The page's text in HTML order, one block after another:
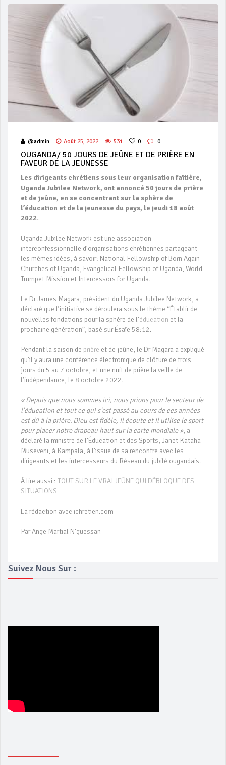
@admin Août 25, 2022 531 0 0
OUGANDA/ 50 JOURS DE JEÛNE ET DE PRIÈRE EN
FAVEUR DE LA JEUNESSE
Les dirigeants chrétiens sous leur organisation faîtière,
Uganda Jubilee Network, ont annoncé 50 jours de prière
et de jeûne, en se concentrant sur la sphère de
l’éducation et de la jeunesse du pays, le jeudi 18 août
2022.
Uganda Jubilee Network est une association
interconfessionnelle d’organisations chrétiennes partageant
les mêmes idées, à savoir: National Fellowship of Born Again
Churches of Uganda, Evangelical Fellowship of Uganda, World
Trumpet Mission et Intercessors for Uganda.
Le Dr James Magara, président du Uganda Jubilee Network, a
déclaré que l’initiative se déroulera sous le thème “Établir de
nouvelles fondations pour la sphère de l’éducation et la
prochaine génération”, basé sur Ésaïe 58:12.
Pendant la saison de prière et de jeûne, le Dr Magara a expliqué
qu’il y aura une conférence électronique de clôture de trois
jours du 5 au 7 octobre, et une nuit de prière la veille de
l’indépendance, le 8 octobre 2022.
« Depuis que nous sommes ici, nous prions pour le secteur de
l’éducation et tout ce qui s’est passé au cours de ces années
est dû à la prière. Dieu est fidèle, Il écoute et Il utilise le sport
pour placer notre drapeau haut sur la carte mondiale », a
déclaré la ministre de l’Éducation et des Sports, Janet Kataha
Museveni, à Kampala, à l’issue de sa rencontre avec les
dirigeants et les intercesseurs du Réseau du jubilé ougandais.
À lire aussi : TOUT SUR LE VRAI JEÛNE QUI DÉBLOQUE DES
SITUATIONS
La rédaction avec ichretien.com
Par Ange Martial N’guessan
Suivez Nous Sur :